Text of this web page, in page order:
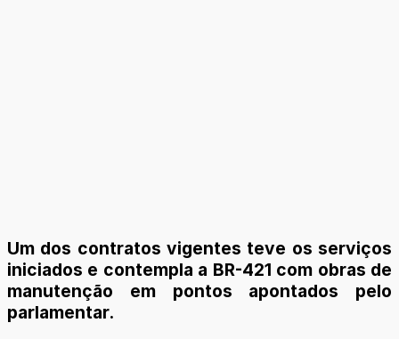
Um dos contratos vigentes teve os serviços
iniciados e contempla a BR-421 com obras de
manutenção em pontos apontados pelo
parlamentar.